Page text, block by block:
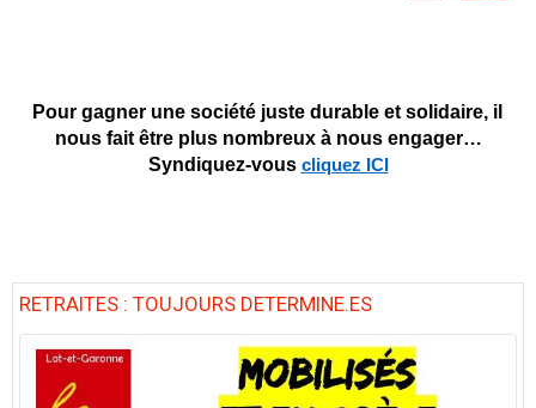
Pour gagner une société juste durable et solidaire, il
nous fait être plus nombreux à nous engager…
Syndiquez-vous cliquez ICI
RETRAITES : TOUJOURS DETERMINE.ES